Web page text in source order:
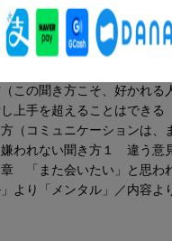
データベースより）
」はうまくいくのか？（「
この聞き方こそ、好かれる
上手を超えることはでき
（コミュニケーションは、
われない聞き方１ 違う意
「また会いたい」と思わ
より「メンタル」／内容よ